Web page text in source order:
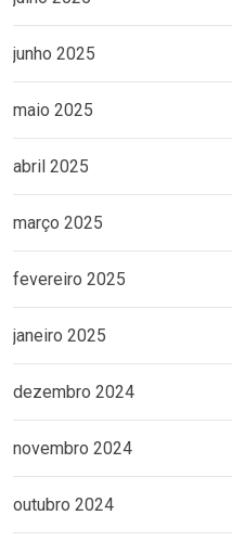
junho 2025
maio 2025
abril 2025
março 2025
fevereiro 2025
janeiro 2025
dezembro 2024
novembro 2024
outubro 2024